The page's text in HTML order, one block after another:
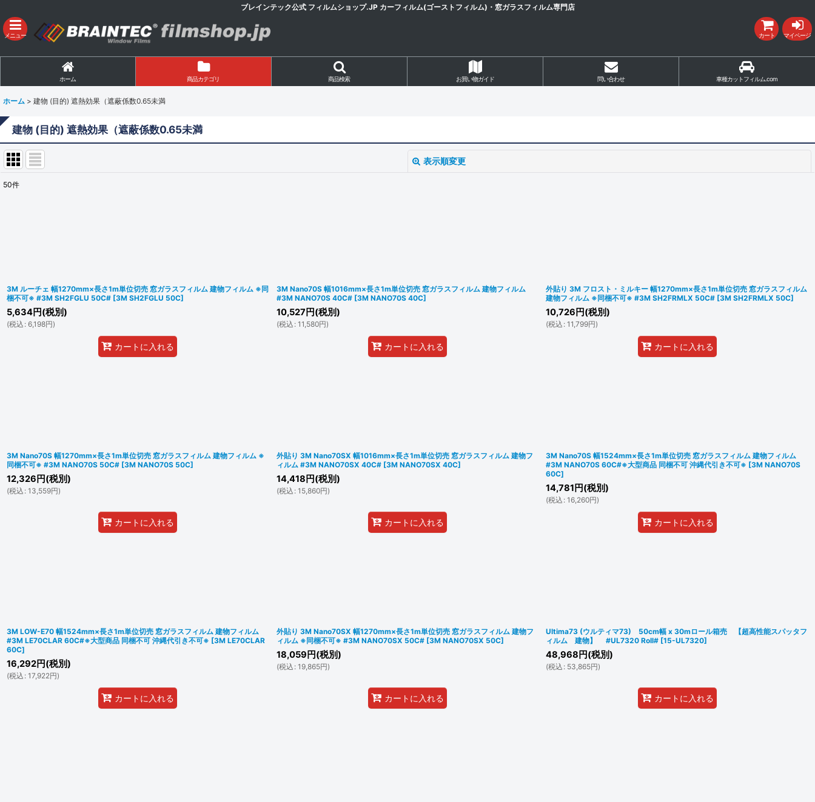
ブレインテック公式 フィルムショップ.JP カーフィルム(ゴーストフィルム)・窓ガラスフィルム専門店
メニュー カート マイページ
ホーム 商品カテゴリ 商品検索 お買い物ガイド 問い合わせ 車種カットフィルム.com
ホーム > 建物 (目的) 遮熱効果（遮蔽係数0.65未満
建物 (目的) 遮熱効果（遮蔽係数0.65未満
表示順変更
50件
3M ルーチェ 幅1270mm×長さ1m単位切売 窓ガラスフィルム 建物フィルム ※同
梱不可※ #3M SH2FGLU 50C# [3M SH2FGLU 50C]
5,634円(税別)
(税込 : 6,198円)
カートに入れる
3M Nano70S 幅1016mm×長さ1m単位切売 窓ガラスフィルム 建物フィルム
#3M NANO70S 40C# [3M NANO70S 40C]
10,527 円(税別)
(税込 : 11,580円)
カートに入れる
外貼り 3M フロスト・ミルキー 幅1270mm×長さ1m単位切売 窓ガラスフィルム
建物フィルム ※同梱不可※ #3M SH2FRMLX 50C# [3M SH2FRMLX 50C]
10,726 円(税別)
(税込 : 11,799円)
カートに入れる
3M Nano70S 幅1270mm×長さ1m単位切売 窓ガラスフィルム 建物フィルム ※
同梱不可※ #3M NANO70S 50C# [3M NANO70S 50C]
12,326 円(税別)
(税込 : 13,559円)
カートに入れる
外貼り 3M Nano70SX 幅1016mm×長さ1m単位切売 窓ガラスフィルム 建物フ
ィルム #3M NANO70SX 40C# [3M NANO70SX 40C]
14,418 円(税別)
(税込 : 15,860円)
カートに入れる
3M Nano70S 幅1524mm×長さ1m単位切売 窓ガラスフィルム 建物フィルム
#3M NANO70S 60C#※大型商品 同梱不可 沖縄代引き不可※ [3M NANO70S
60C]
14,781 円(税別)
(税込 : 16,260円)
カートに入れる
3M LOW-E70 幅1524mm×長さ1m単位切売 窓ガラスフィルム 建物フィルム
#3M LE70CLAR 60C#※大型商品 同梱不可 沖縄代引き不可※ [3M LE70CLAR
60C]
16,292円(税別)
(税込 : 17,922円)
カートに入れる
外貼り 3M Nano70SX 幅1270mm×長さ1m単位切売 窓ガラスフィルム 建物フ
ィルム ※同梱不可※ #3M NANO70SX 50C# [3M NANO70SX 50C]
18,059 円(税別)
(税込 : 19,865円)
カートに入れる
Ultima73 (ウルティマ73) 50cm幅 x 30mロール箱売 【超高性能スパッタフ
ィルム 建物】 #UL7320 Roll# [15-UL7320]
48,968 円(税別)
(税込 : 53,865円)
カートに入れる